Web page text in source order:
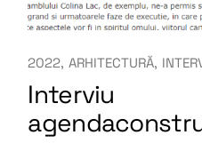
2022 ARHITECTURĂ
Interviu